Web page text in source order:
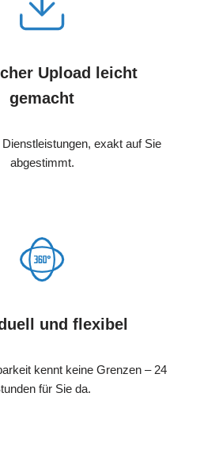
Upload leicht
gemacht
exakt auf Sie
abgestimmt.
und flexibel
kennt keine Grenzen – 24
für Sie da.